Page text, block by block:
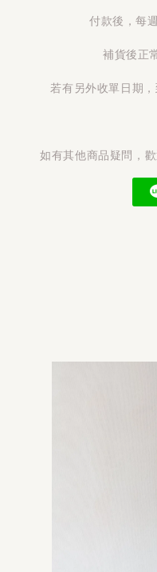
付款後，每
補貨後正
若有另外收單日期
如有其他商品疑問，